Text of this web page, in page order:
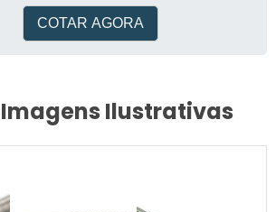
COTAR AGORA
Ilustrativas